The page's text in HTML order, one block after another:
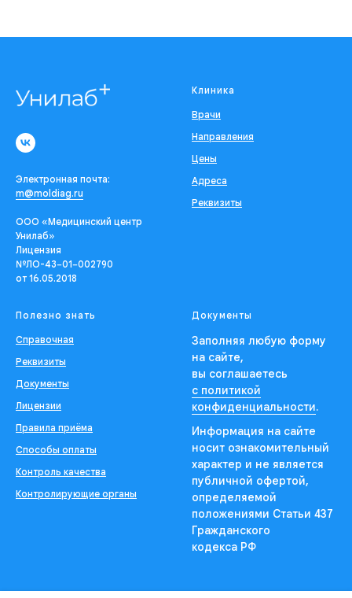
Электронная почта:
m@moldiag.ru
ООО «Медицинский центр
Унилаб»
Лицензия
№ЛО-43−01−002790
от 16.05.2018
Клиника
Врачи
Направления
Цены
Адреса
Реквизиты
Полезно знать
Справочная
Реквизиты
Документы
Лицензии
Правила приёма
Способы оплаты
Контроль качества
Контролирующие органы
Документы
Заполняя любую форму
на сайте,
вы соглашаетесь
с политикой
конфиденциальности.
Информация на сайте
носит ознакомительный
характер и не является
публичной офертой,
определяемой
положениями Статьи 437
Гражданского
кодекса РФ